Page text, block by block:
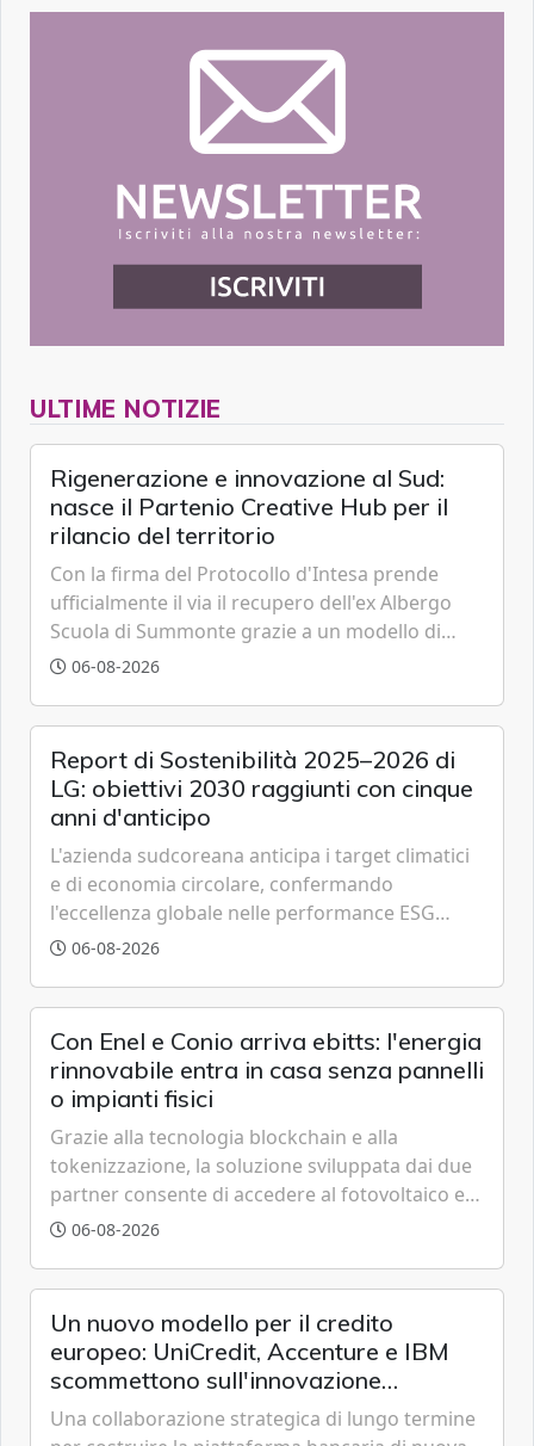
ULTIME NOTIZIE
Rigenerazione e innovazione al Sud:
nasce il Partenio Creative Hub per il
rilancio del territorio
Con la firma del Protocollo d'Intesa prende
ufficialmente il via il recupero dell'ex Albergo
Scuola di Summonte grazie a un modello di
partenariato pubblico-privato e a una rete di
06-08-2026
Report di Sostenibilità 2025–2026 di
LG: obiettivi 2030 raggiunti con cinque
anni d'anticipo
L'azienda sudcoreana anticipa i target climatici
e di economia circolare, confermando
l'eccellenza globale nelle performance ESG
grazie a innovazione, accessibilità e governance
06-08-2026
Con Enel e Conio arriva ebitts: l'energia
rinnovabile entra in casa senza pannelli
o impianti fisici
Grazie alla tecnologia blockchain e alla
tokenizzazione, la soluzione sviluppata dai due
partner consente di accedere al fotovoltaico e
all'eolico ottenendo risparmi diretti in bolletta,
06-08-2026
Un nuovo modello per il credito
europeo: UniCredit, Accenture e IBM
scommettono sull'innovazione
tecnologica
Una collaborazione strategica di lungo termine